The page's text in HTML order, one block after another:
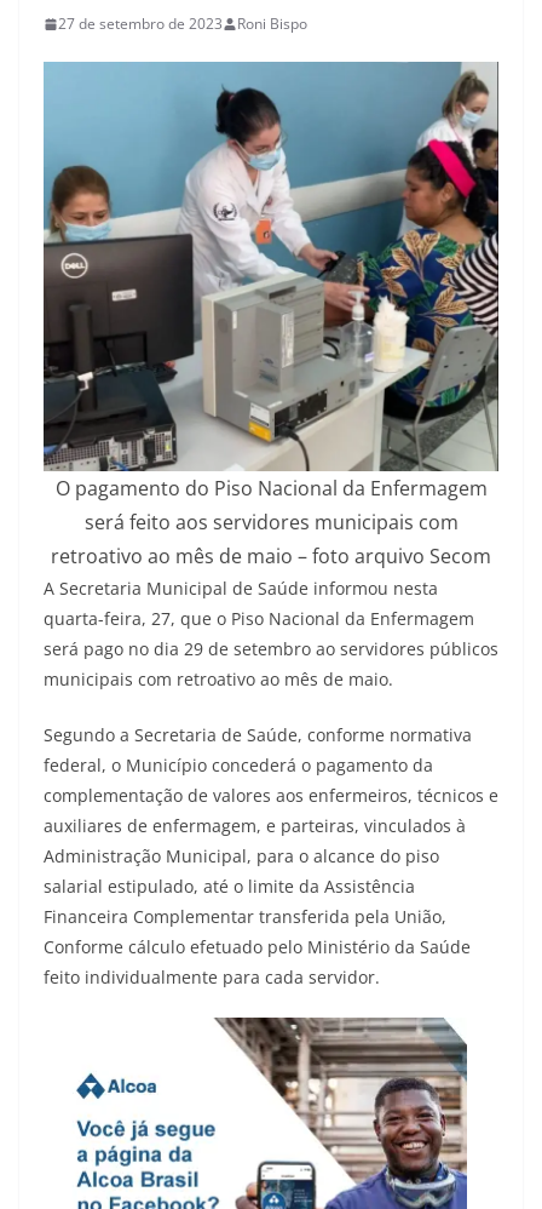
27 de setembro de 2023 Roni Bispo
O pagamento do Piso Nacional da Enfermagem
será feito aos servidores municipais com
retroativo ao mês de maio – foto arquivo Secom
A Secretaria Municipal de Saúde informou nesta
quarta-feira, 27, que o Piso Nacional da Enfermagem
será pago no dia 29 de setembro ao servidores públicos
municipais com retroativo ao mês de maio.
Segundo a Secretaria de Saúde, conforme normativa
federal, o Município concederá o pagamento da
complementação de valores aos enfermeiros, técnicos e
auxiliares de enfermagem, e parteiras, vinculados à
Administração Municipal, para o alcance do piso
salarial estipulado, até o limite da Assistência
Financeira Complementar transferida pela União,
Conforme cálculo efetuado pelo Ministério da Saúde
feito individualmente para cada servidor.